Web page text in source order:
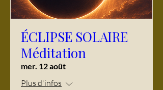
ÉCLIPSE SOLAIRE
Méditation
mer. 12 août
Plus d'infos